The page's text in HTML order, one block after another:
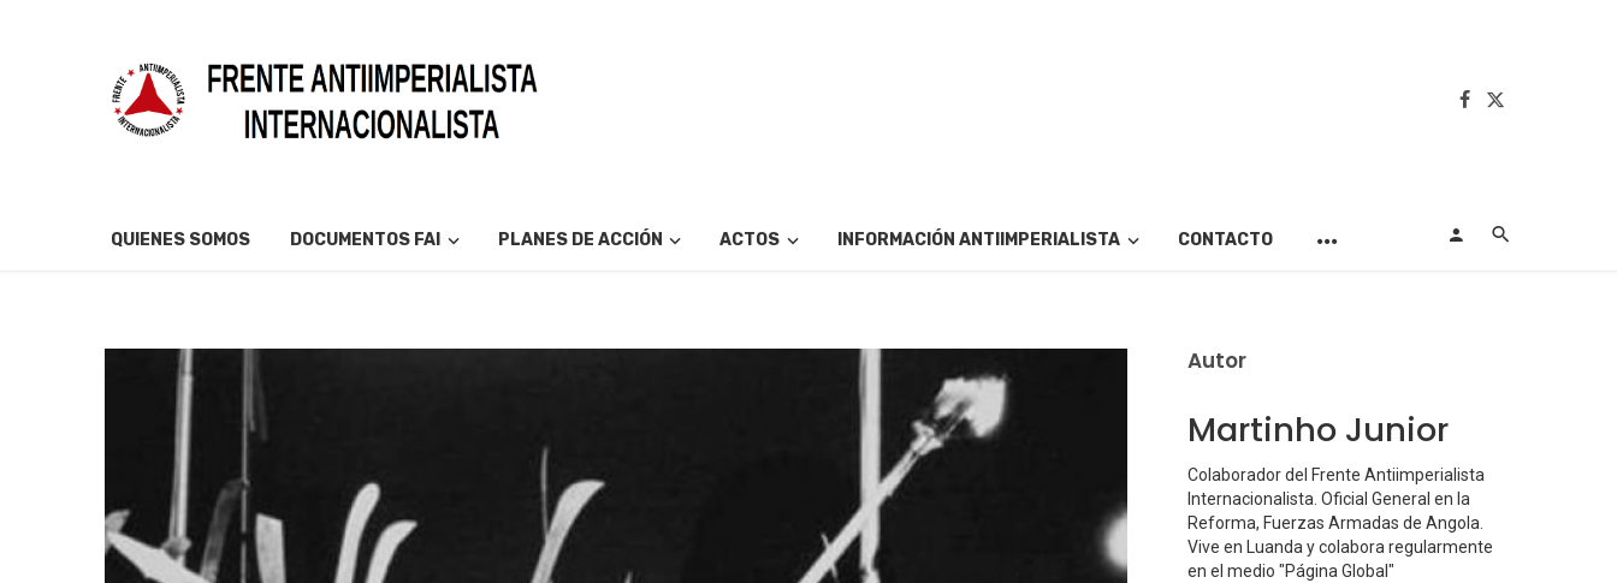
QUIENES SOMOS DOCUMENTOS FAI PLANES DE ACCIÓN ACTOS INFORMACIÓN ANTIIMPERIALISTA CONTACTO
Autor
Martinho Junior
Colaborador del Frente Antiimperialista
Internacionalista. Oficial General en la
Reforma, Fuerzas Armadas de Angola.
Vive en Luanda y colabora regularmente
en el medio "Página Global"